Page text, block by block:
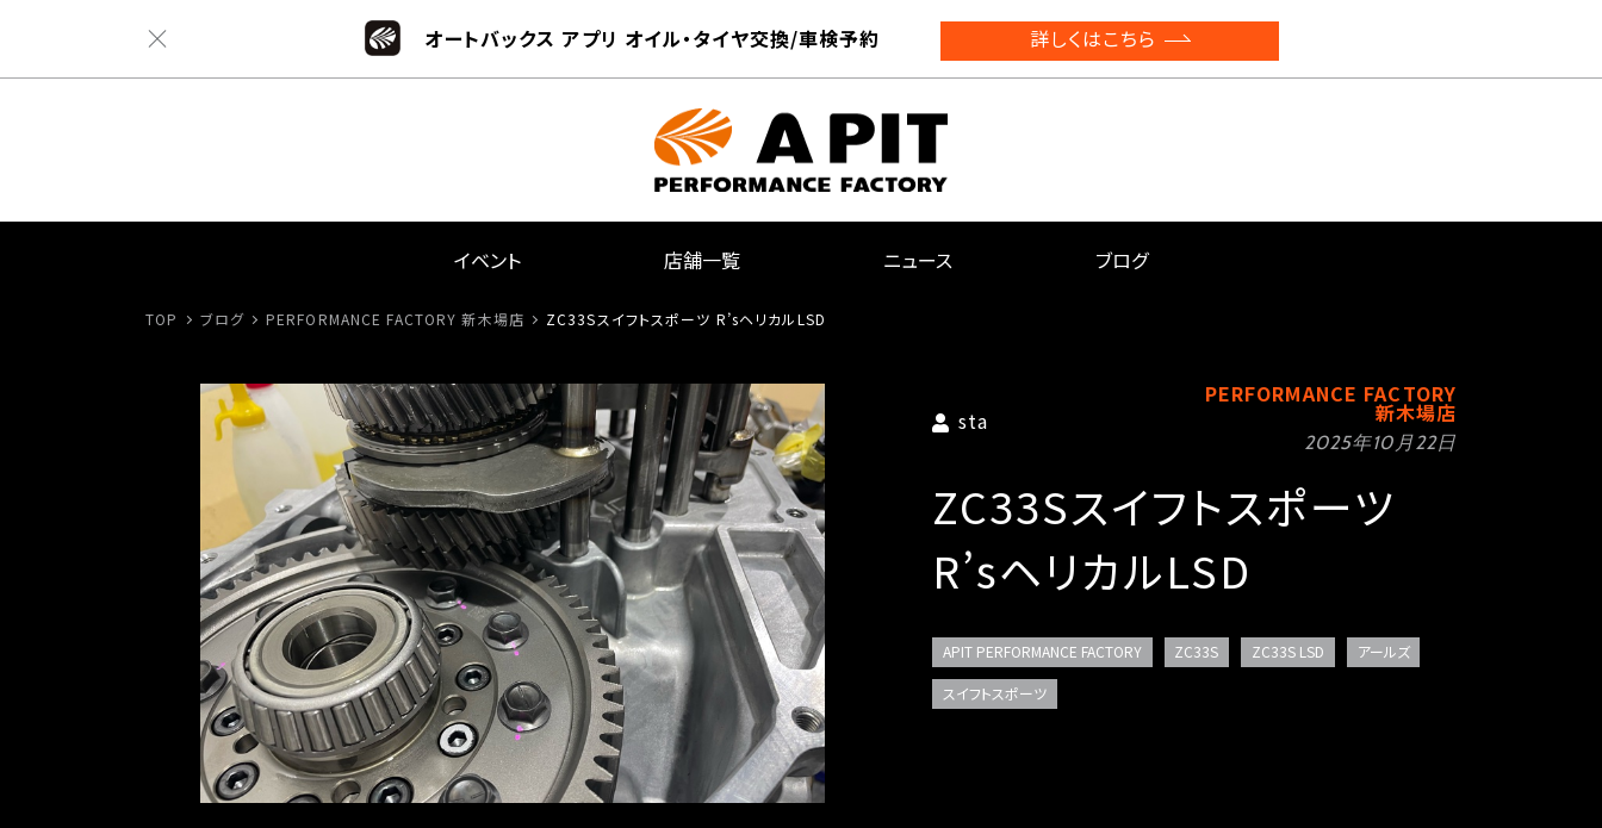
オートバックス アプリ オイル・タイヤ交換/車検予約 詳しくはこちら
イベント 店舗一覧 ニュース ブログ
TOP ブログ PERFORMANCE FACTORY 新木場店 ZC33Sスイフトスポーツ R’sヘリカルLSD
sta
PERFORMANCE FACTORY
新木場店
2025年10月22日
ZC33Sスイフトスポーツ
R’sヘリカルLSD
APIT PERFORMANCE FACTORY ZC33S ZC33S LSD アールズ
スイフトスポーツ